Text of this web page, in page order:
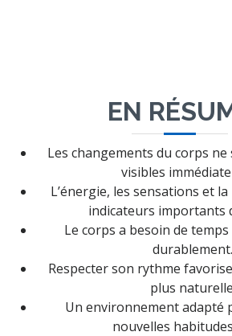
EN
Les changements du corps
visibles
L’énergie, les sensations et
indicateurs importants
Le corps a besoin de
durablement.
Respecter son rythme
plus
Un environnement adapté
nouvelles